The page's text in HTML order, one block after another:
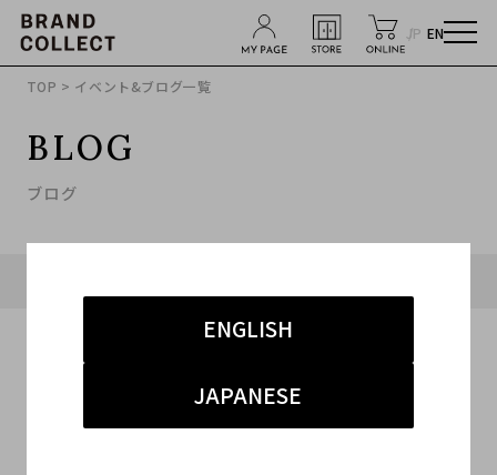
JP EN
ENGLISH
JAPANESE
TOP > イベント&ブログ一覧
BLOG
ブログ